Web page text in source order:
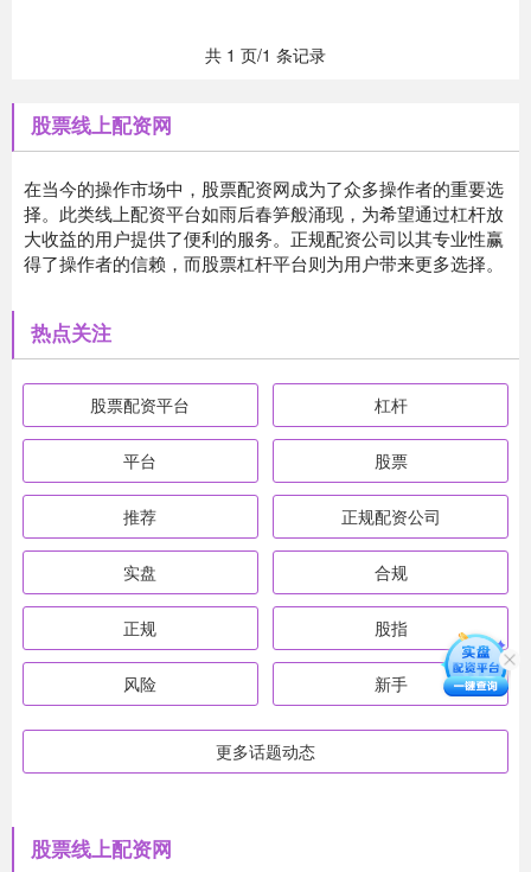
共 1 页/1 条记录
股票线上配资网
在当今的操作市场中，股票配资网成为了众多操作者的重要选
择。此类线上配资平台如雨后春笋般涌现，为希望通过杠杆放
大收益的用户提供了便利的服务。正规配资公司以其专业性赢
得了操作者的信赖，而股票杠杆平台则为用户带来更多选择。
热点关注
股票配资平台 杠杆
平台 股票
推荐 正规配资公司
实盘 合规
正规 股指
风险 新手
更多话题动态
股票线上配资网